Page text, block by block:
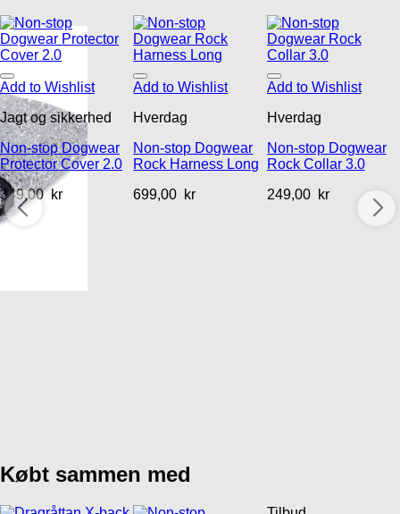
Add to Wishlist
Jagt og sikkerhed
Non-stop Dogwear
Protector Cover 2.0
349,00kr
Add to Wishlist
Hverdag
Non-stop Dogwear
Rock Harness Long
699,00 kr
Add to Wishlist
Hverdag
Non-stop Dogwear
Rock Collar 3.0
249,00 kr
Købt sammen med